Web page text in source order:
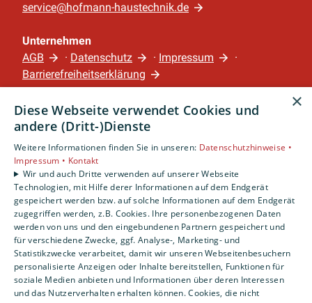
service@hofmann-haustechnik.de
Unternehmen
AGB
· Datenschutz · Impressum
·
Barrierefreiheitserklärung
Leistungen
Privatkunden
Gewerbekunden
Karriere
Unternehmen
Standort
Nürnberg
×
Diese Webseite verwendet Cookies und
andere (Dritt-)Dienste
Weitere Informationen finden Sie in unseren: Datenschutzhinweise •
Impressum • Kontakt
Wir und auch Dritte verwenden auf unserer Webseite
Technologien, mit Hilfe derer Informationen auf dem Endgerät
gespeichert werden bzw. auf solche Informationen auf dem Endgerät
zugegriffen werden, z.B. Cookies. Ihre personenbezogenen Daten
werden von uns und den eingebundenen Partnern gespeichert und
für verschiedene Zwecke, ggf. Analyse-, Marketing- und
Statistikzwecke verarbeitet, damit wir unseren Webseitenbesuchern
personalisierte Anzeigen oder Inhalte bereitstellen, Funktionen für
soziale Medien anbieten und Informationen über deren Interessen
und das Nutzerverhalten erhalten können. Cookies, die nicht